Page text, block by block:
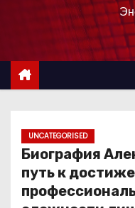
с
UNCATEGORISED
Биография
путь к